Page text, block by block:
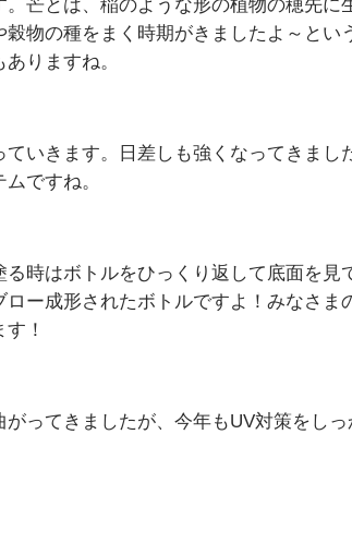
。芒とは、稲のような形の植物の穂先
物の種をまく時期がきましたよ～とい
りますね。
いきます。日差しも強くなってきまし
ですね。
時はボトルをひっくり返して底面を見
ー成形されたボトルですよ！みなさま
！
ってきましたが、今年もUV対策をしっ